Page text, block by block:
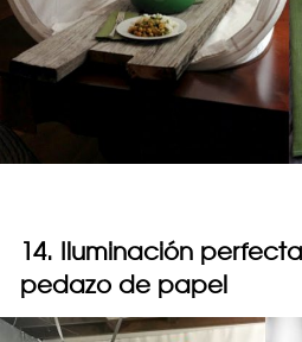
14. Iluminación
pedazo de papel